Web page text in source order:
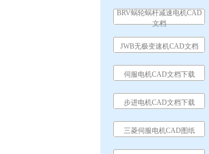
BRV蜗轮蜗杆减速电机CAD
文档
JWB无极变速机CAD文档
伺服电机CAD文档下载
步进电机CAD文档下载
三菱伺服电机CAD图纸